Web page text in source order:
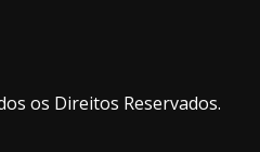
os Direitos Reservados.